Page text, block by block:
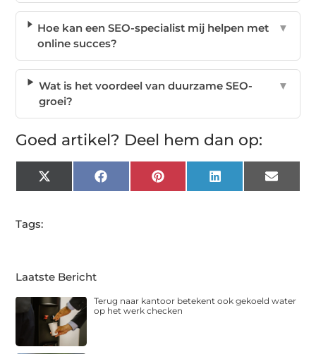
Hoe kan een SEO-specialist mij helpen met
online succes?
▼
Wat is het voordeel van duurzame SEO-
groei?
▼
Goed artikel? Deel hem dan op:
X
(Twitter)
FacebookPinterest LinkedIn Email
Tags:
Laatste Bericht
Terug naar kantoor betekent ook gekoeld water
op het werk checken